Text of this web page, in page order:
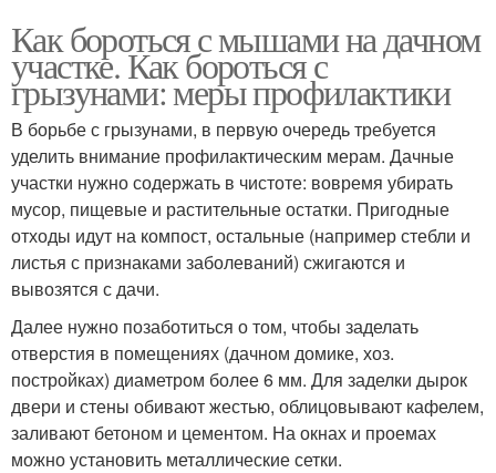
Как бороться с мышами на дачном
участке. Как бороться с
грызунами: меры профилактики
В борьбе с грызунами, в первую очередь требуется
уделить внимание профилактическим мерам. Дачные
участки нужно содержать в чистоте: вовремя убирать
мусор, пищевые и растительные остатки. Пригодные
отходы идут на компост, остальные (например стебли и
листья с признаками заболеваний) сжигаются и
вывозятся с дачи.
Далее нужно позаботиться о том, чтобы заделать
отверстия в помещениях (дачном домике, хоз.
постройках) диаметром более 6 мм. Для заделки дырок
двери и стены обивают жестью, облицовывают кафелем,
заливают бетоном и цементом. На окнах и проемах
можно установить металлические сетки.